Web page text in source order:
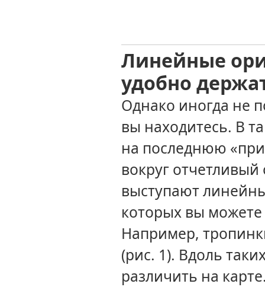
Линейные
удобно
Однако иногда не
вы находитесь. В
на последнюю
вокруг
выступают
которых вы можете
Например,
(рис. 1). Вдоль
различить на